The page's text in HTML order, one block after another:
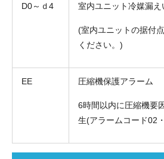
D0～ｄ4 室内ユニット冷媒漏え
(室内ユニットの据付
ください。)
EE 圧縮機保護アラーム
6時間以内に圧縮機要
生(アラームコード02